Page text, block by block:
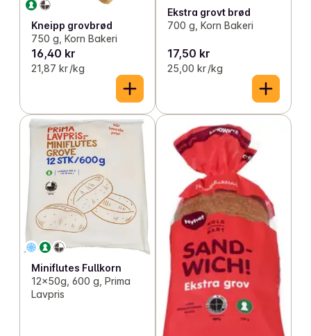
Kneipp grovbrød
750 g, Korn Bakeri
16,40 kr
21,87 kr /kg
Ekstra grovt brød
700 g, Korn Bakeri
17,50 kr
25,00 kr /kg
Miniflutes Fullkorn
12x50g, 600 g, Prima
Lavpris